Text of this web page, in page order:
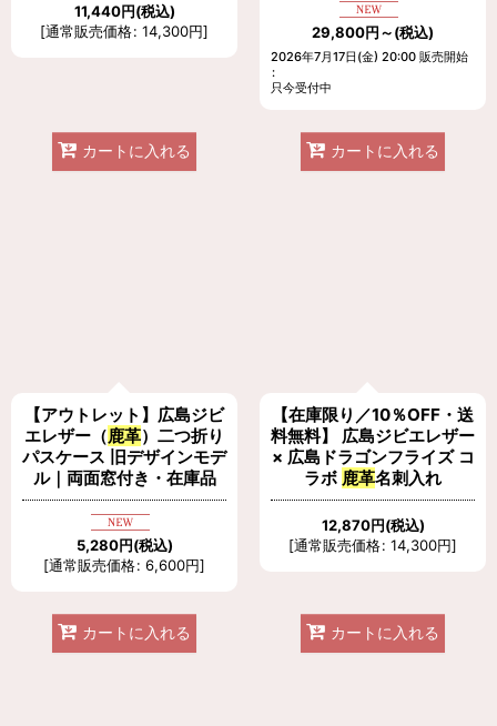
11,440円(税込)
[通常販売価格: 14,300円]
カートに入れる
29,800円～(税込)
2026年7月17日(金) 20:00 販売開始
:
只今受付中
カートに入れる
【アウトレット】広島ジビ
エレザー（鹿革）二つ折り
パスケース 旧デザインモデ
ル｜両面窓付き・在庫品
5,280円(税込)
[通常販売価格: 6,600円]
カートに入れる
【在庫限り／10％OFF・送
料無料】 広島ジビエレザー
× 広島ドラゴンフライズ コ
ラボ 鹿革名刺入れ
12,870円(税込)
[通常販売価格: 14,300円]
カートに入れる